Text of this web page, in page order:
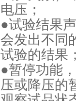
电压；
●试验结果
会发出不同
试验的结果
●暂停功能
压或降压的